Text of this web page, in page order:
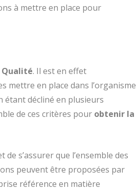
à mettre en place pour
Qualité. Il est en effet
mettre en place dans l’organisme
étant décliné en plusieurs
de ces critères pour obtenir la
de s’assurer que l’ensemble des
peuvent être proposées par
référence en matière